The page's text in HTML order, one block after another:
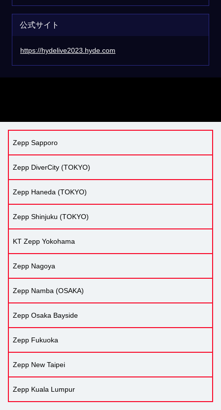
公式サイト
https://hydelive2023.hyde.com
Zepp Sapporo
Zepp DiverCity (TOKYO)
Zepp Haneda (TOKYO)
Zepp Shinjuku (TOKYO)
KT Zepp Yokohama
Zepp Nagoya
Zepp Namba (OSAKA)
Zepp Osaka Bayside
Zepp Fukuoka
Zepp New Taipei
Zepp Kuala Lumpur